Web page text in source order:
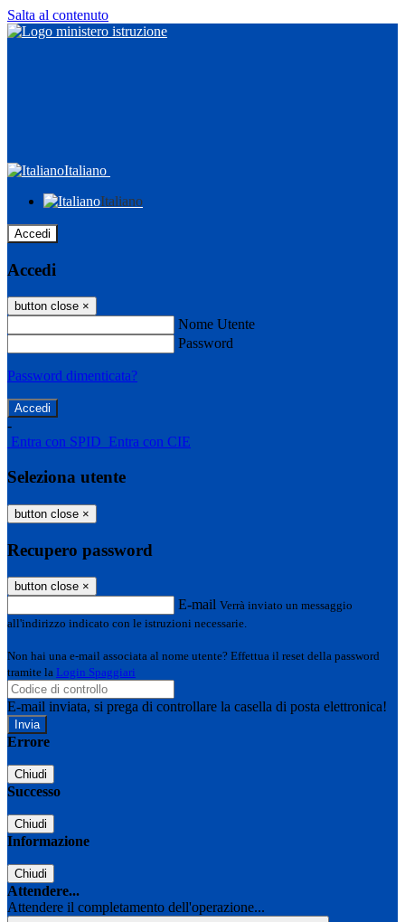
Salta al contenuto
Italiano
Italiano
Accedi
Accedi
button close ×
Nome Utente
Password
Password dimenticata?
-
Entra con SPID Entra con CIE
Seleziona utente
button close ×
Recupero password
button close ×
E-mail Verrà inviato un messaggio
all'indirizzo indicato con le istruzioni necessarie.
Non hai una e-mail associata al nome utente? Effettua il reset della password
tramite la Login Spaggiari
E-mail inviata, si prega di controllare la casella di posta elettronica!
Errore
Chiudi
Successo
Chiudi
Informazione
Chiudi
Attendere...
Attendere il completamento dell'operazione...